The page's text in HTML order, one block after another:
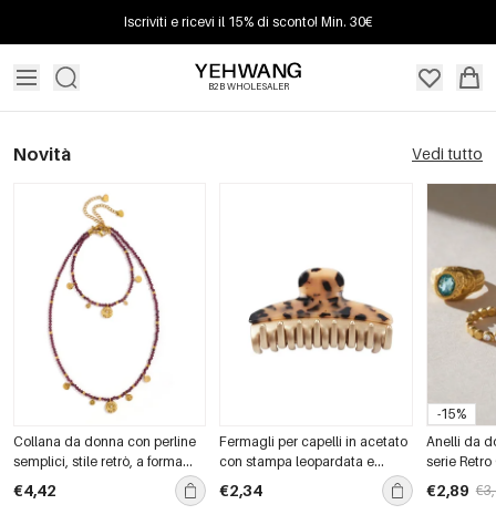
Iscriviti e ricevi il 15% di sconto! Min. 30€
B2B WHOLESALER
Novità Vedi tutto
Collana da donna con perline
semplici, stile retrò, a forma
ellittica, in pietre naturali color
oro.
€4,42
Fermagli per capelli in acetato
con stampa leopardata e
patchwork retrò della serie
Simple
€2,34
-15%
Anelli da
serie
€2,89